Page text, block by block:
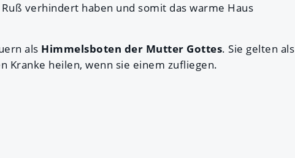
verhindert haben und somit das warme Haus
als Himmelsboten der Mutter Gottes. Sie gelten als
Kranke heilen, wenn sie einem zufliegen.